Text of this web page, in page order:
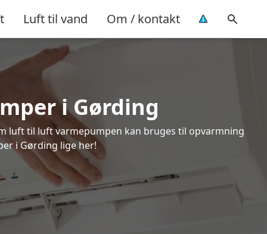
Luft til vand Om / kontakt
i Gørding
luft til luft varmepumpen kan bruges til opvarmning
i Gørding lige her!